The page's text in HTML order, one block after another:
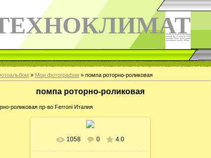
» Мои фотографии » помпа роторно-роликовая
помпа роторно-роликовая
роликовая пр-во Ferroni Италия
1058 0 4.0